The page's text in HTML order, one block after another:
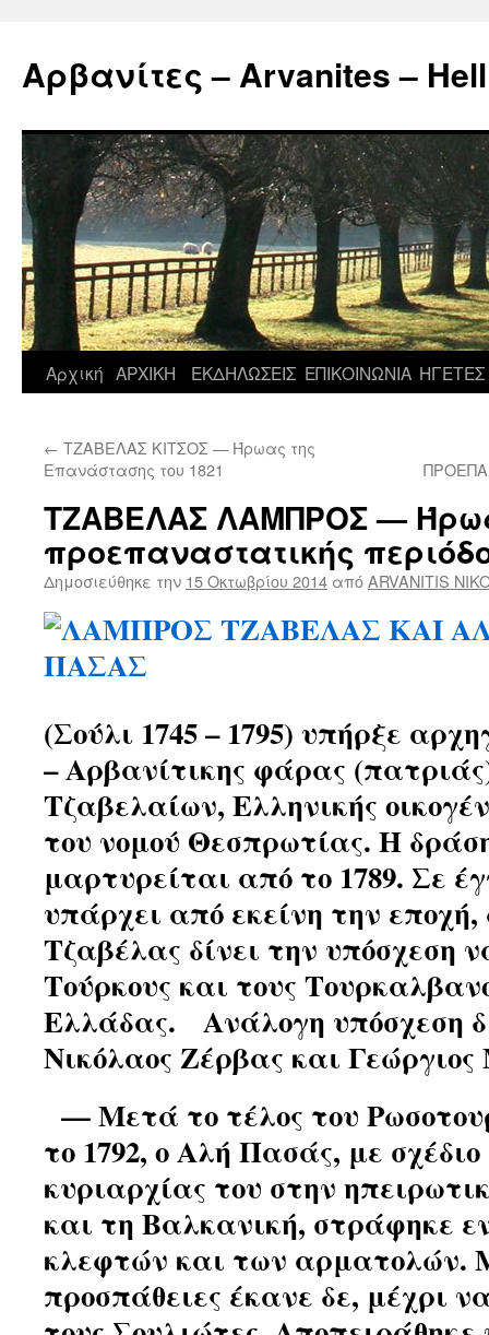
περιεχόμενο
Αρβανίτες – Arvanites –
Αρχική ΑΡΧΙΚΗ ΕΚΔΗΛΩΣΕΙΣ ΕΠΙΚΟΙΝΩΝΙΑ ΗΓΕΤΕΣ
← ΤΖΑΒΕΛΑΣ ΚΙΤΣΟΣ — Ήρωας της
Επανάστασης του 1821
ΤΖΑΒΕΛΑΣ ΛΑΜΠΡΟΣ —
προεπαναστατικής
Δημοσιεύθηκε την 15 Οκτωβρίου 2014 απόARVANITIS
(Σούλι 1745 – 1795) υπήρξε
– Αρβανίτικης φάρας
Τζαβελαίων, Ελληνικής
του νομού Θεσπρωτίας. Η
μαρτυρείται από το 1789. Σε
υπάρχει από εκείνη την
Τζαβέλας δίνει την υπόσχεση
Τούρκους και τους
Ελλάδας. Ανάλογη υπόσχεση
Νικόλαος Ζέρβας και
— Μετά το τέλος του
το 1792, ο Αλή Πασάς, με
κυριαρχίας του στην
και τη Βαλκανική, στράφηκε
κλεφτών και των αρματολών.
προσπάθειες έκανε δε, μέχρι